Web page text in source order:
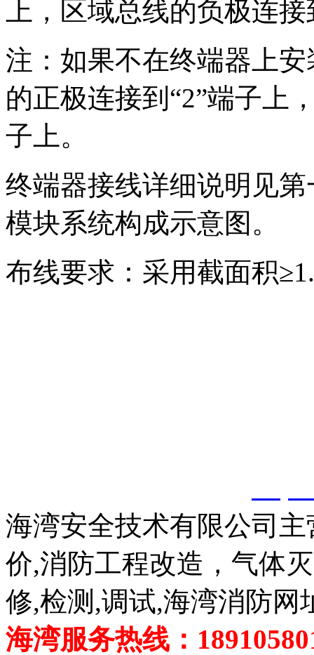
上，区域总线的负极连
注：如果不在终端器上
的正极连接到“2”端子上
子上。
终端器接线详细说明见第
模块系统构成示意图。
布线要求：采用截面积
海湾安全技术有限公司
价,消防工程改造，气体
修,检测,调试,海湾消防网
海湾服务热线：